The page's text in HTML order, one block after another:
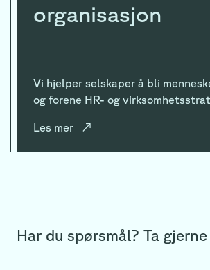
organisasjon
Vi hjelper selskaper å bli
og forene HR- og
Les mer ↗
Har du spørsmål? Ta